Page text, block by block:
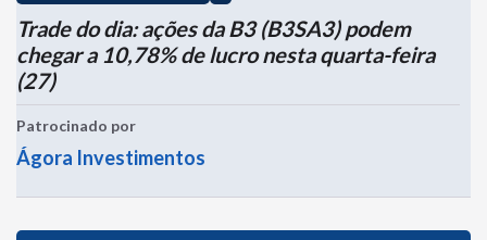
Trade do dia: ações da B3 (B3SA3) podem
chegar a 10,78% de lucro nesta quarta-feira
(27)
Patrocinado por
Ágora Investimentos